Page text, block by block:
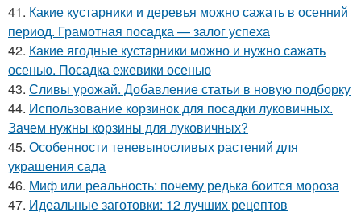
41. Какие кустарники и деревья можно сажать в осенний
период. Грамотная посадка — залог успеха
42. Какие ягодные кустарники можно и нужно сажать
осенью. Посадка ежевики осенью
43. Сливы урожай. Добавление статьи в новую подборку
44. Использование корзинок для посадки луковичных.
Зачем нужны корзины для луковичных?
45. Особенности теневыносливых растений для
украшения сада
46. Миф или реальность: почему редька боится мороза
47. Идеальные заготовки: 12 лучших рецептов